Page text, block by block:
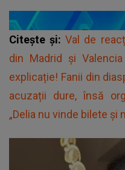
Citește și:Val de
din Madrid și
explicație! Fanii din
acuzații dure, însă
„Delia nu vinde bilete și